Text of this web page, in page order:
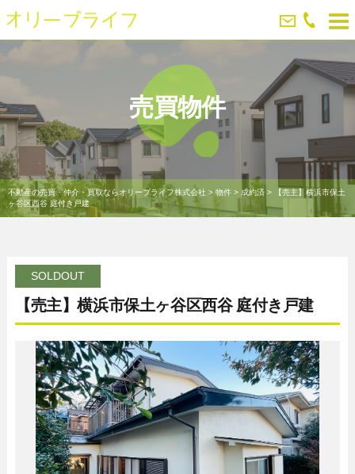
売買物件
不動産の売買・仲介・買取ならオリーブライフ株式会社 >物件 > 成約済 >
【売主】横浜市保土
ヶ谷区西谷 庭付き戸建
SOLDOUT
【売主】横浜市保土ヶ谷区西谷 庭付き戸建